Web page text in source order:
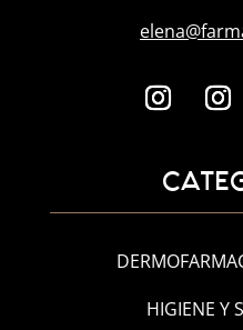
HIGIENE Y